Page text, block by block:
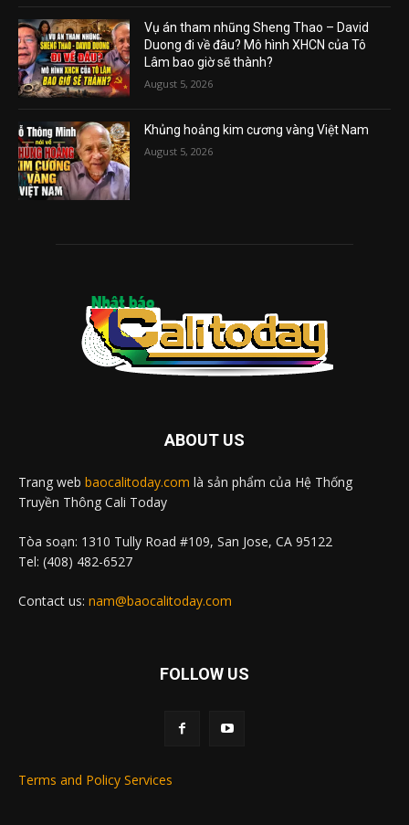
Vụ án tham nhũng Sheng Thao – David
Duong đi về đâu? Mô hình XHCN của Tô
Lâm bao giờ sẽ thành?
August 5, 2026
Khủng hoảng kim cương vàng Việt Nam
August 5, 2026
ABOUT US
Trang web baocalitoday.com là sản phẩm của Hệ Thống
Truyền Thông Cali Today
Tòa soạn: 1310 Tully Road #109, San Jose, CA 95122
Tel: (408) 482-6527
Contact us: nam@baocalitoday.com
FOLLOW US
Terms and Policy Services